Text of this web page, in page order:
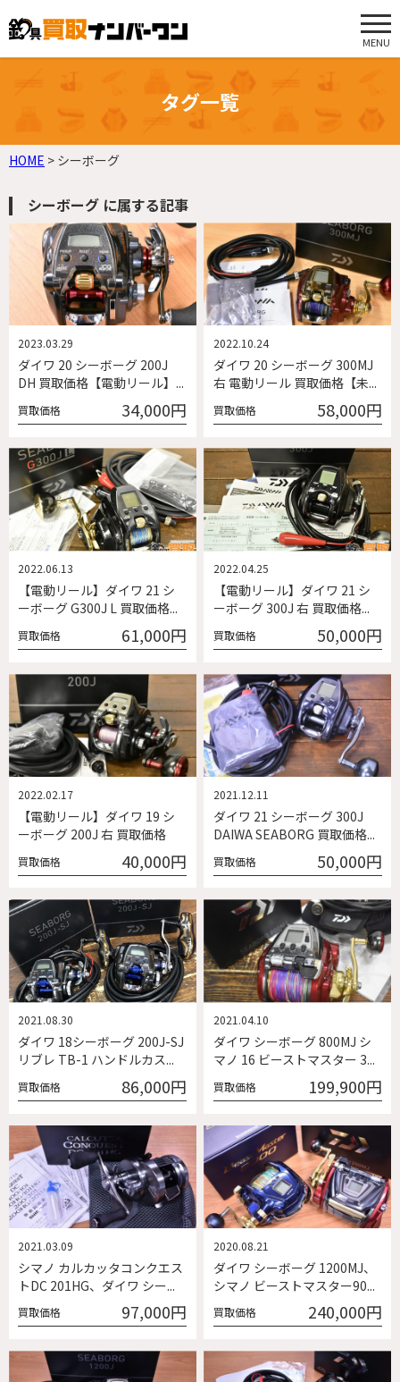
MENU
タグ一覧
HOME > シーボーグ
シーボーグ に属する記事
ダイワ 20 シーボーグ 200J
DH 買取価格【電動リール】...
2023.03.29
買取価格 34,000円
ダイワ 20 シーボーグ 300MJ
右 電動リール 買取価格【未...
2022.10.24
買取価格 58,000円
【電動リール】ダイワ 21 シ
ーボーグ G300J L 買取価格...
2022.06.13
買取価格 61,000円
【電動リール】ダイワ 21 シ
ーボーグ 300J 右 買取価格...
2022.04.25
買取価格 50,000円
【電動リール】ダイワ 19 シ
ーボーグ 200J 右 買取価格
2022.02.17
買取価格 40,000円
ダイワ 21 シーボーグ 300J
DAIWA SEABORG 買取価格...
2021.12.11
買取価格 50,000円
ダイワ 18シーボーグ 200J-SJ
リブレ TB-1 ハンドルカス...
2021.08.30
買取価格 86,000円
ダイワ シーボーグ 800MJ シ
マノ 16 ビーストマスター 3...
2021.04.10
買取価格 199,900円
シマノ カルカッタコンクエス
トDC 201HG、ダイワ シー...
2021.03.09
買取価格 97,000円
ダイワ シーボーグ 1200MJ、
シマノ ビーストマスター90...
2020.08.21
買取価格 240,000円